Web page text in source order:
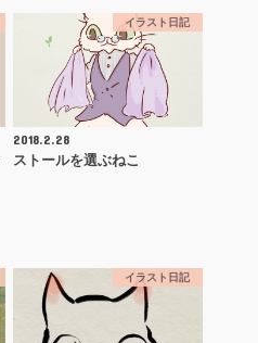
イラスト日記
2018.2.28
ストールを選ぶねこ
イラスト日記